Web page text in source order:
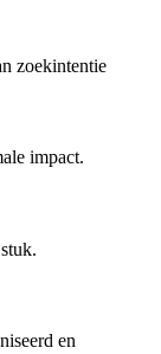
zoekintentie
impact.
en